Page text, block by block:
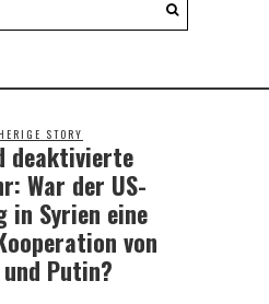
STORY
Previous
post:
deaktivierte
War der US-
in Syrien eine
von
Putin?